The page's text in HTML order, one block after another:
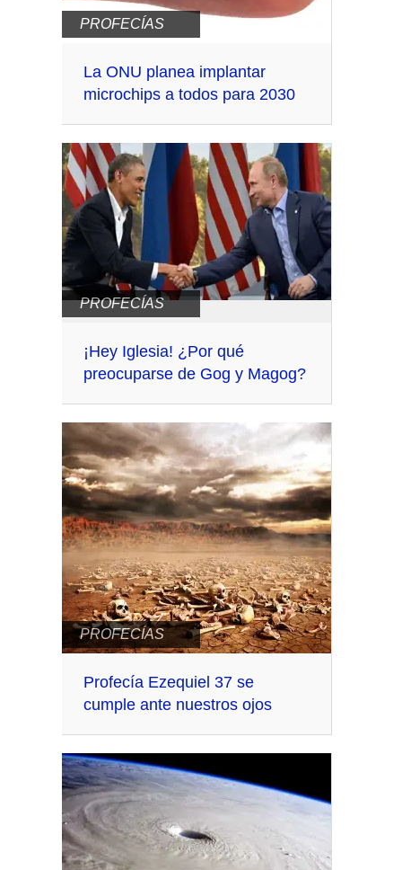
PROFECÍAS
La ONU planea implantar
microchips a todos para 2030
PROFECÍAS
¡Hey Iglesia! ¿Por qué
preocuparse de Gog y Magog?
PROFECÍAS
Profecía Ezequiel 37 se
cumple ante nuestros ojos